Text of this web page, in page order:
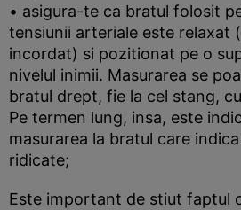
• asigura-te ca bratul folosit
tensiunii arteriale este relaxat
incordat) si pozitionat pe o
nivelul inimii. Masurarea se
bratul drept, fie la cel stang,
Pe termen lung, insa, este
masurarea la bratul care
ridicate;
Este important de stiut faptul